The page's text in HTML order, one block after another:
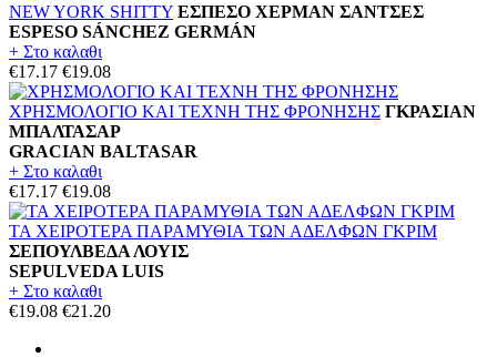
NEW YORK SHITTY ΕΣΠΕΣΟ ΧΕΡΜΑΝ ΣΑΝΤΣΕΣ
ESPESO SÁNCHEZ GERMÁN
+ Στο καλαθι
€17.17 €19.08
ΧΡΗΣΜΟΛΟΓΙΟ ΚΑΙ ΤΕΧΝΗ ΤΗΣ ΦΡΟΝΗΣΗΣ ΓΚΡΑΣΙΑΝ
ΜΠΑΛΤΑΣΑΡ
GRACIAN BALTASAR
+ Στο καλαθι
€17.17 €19.08
ΤΑ ΧΕΙΡΟΤΕΡΑ ΠΑΡΑΜΥΘΙΑ ΤΩΝ ΑΔΕΛΦΩΝ ΓΚΡΙΜ
ΣΕΠΟΥΛΒΕΔΑ ΛΟΥΙΣ
SEPULVEDA LUIS
+ Στο καλαθι
€19.08 €21.20